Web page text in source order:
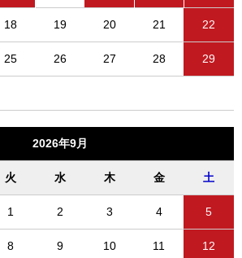
18 19 20 21 22
25 26 27 28 29
2026年9月
火 水 木 金 土
1 2 3 4 5
8 9 10 11 12